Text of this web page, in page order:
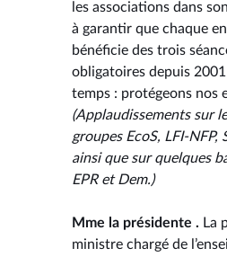
les associations dans
à garantir que chaque
bénéficie des trois
obligatoires depuis
temps : protégeons nos
(Applaudissements sur
groupes EcoS, LFI-NFP,
ainsi que sur quelques
EPR et Dem.)
Mme la présidente . La
ministre chargé de